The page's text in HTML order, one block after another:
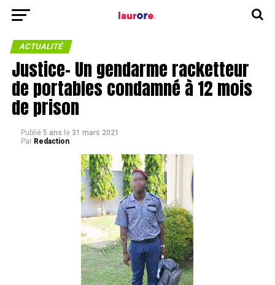
ACTUALITÉ
Justice- Un gendarme racketteur
de portables condamné à 12 mois
de prison
Publié 5 ans le 31 mars 2021
Par Redaction